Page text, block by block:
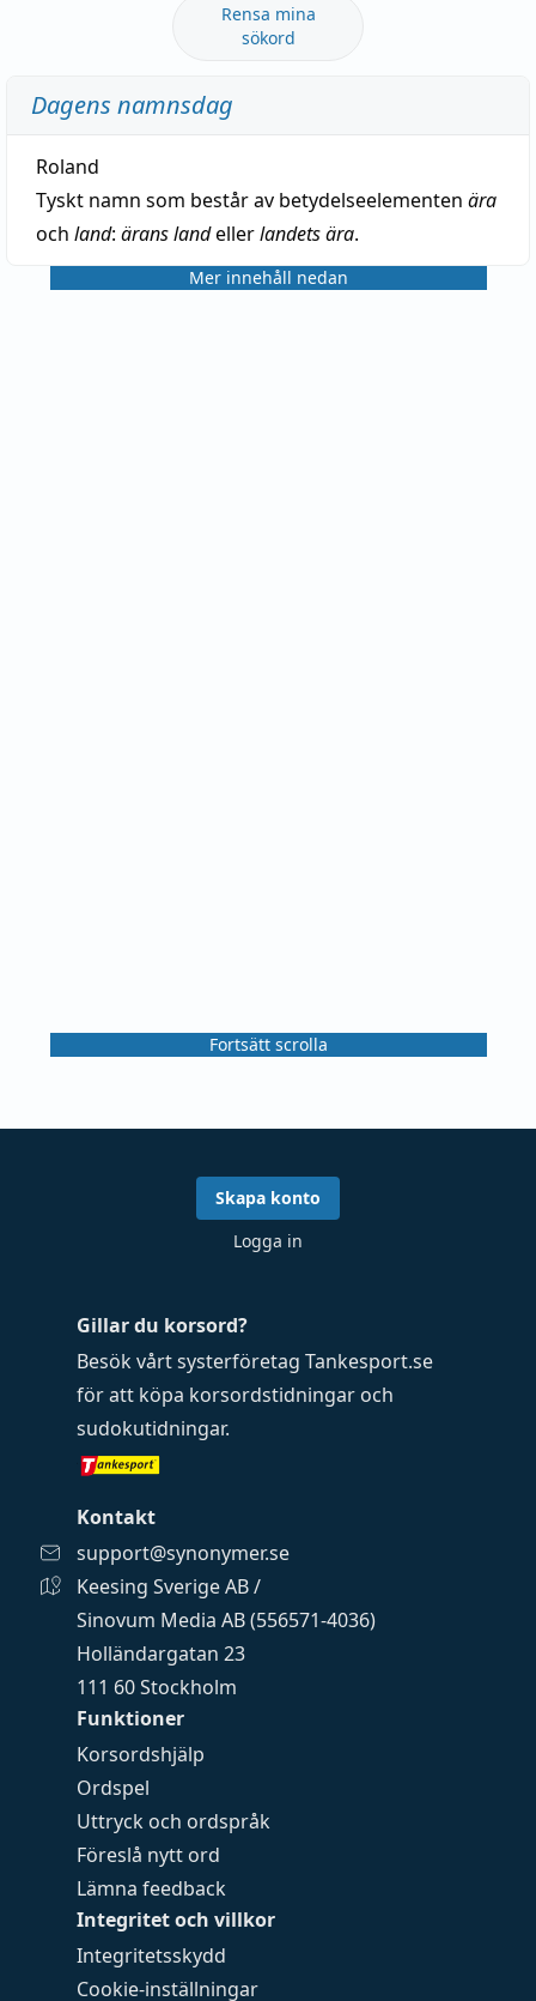
Rensa mina
sökord
Dagens namnsdag
Roland
Tyskt namn som består av betydelseelementen ära
och land: ärans landellerlandets ära.
Mer innehåll nedan
Fortsätt scrolla
Funktioner
Korsordshjälp
Ordspel
Uttryck och ordspråk
Föreslå nytt ord
Lämna feedback
Integritet och villkor
Integritetsskydd
Cookie-inställningar
Gillar du korsord?
Besök vårt systerföretag Tankesport.se
för att köpa korsordstidningar och
sudokutidningar.
Kontakt
support@synonymer.se
Keesing Sverige AB /
Sinovum Media AB (556571-4036)
Holländargatan 23
111 60 Stockholm
Skapa konto
Logga in